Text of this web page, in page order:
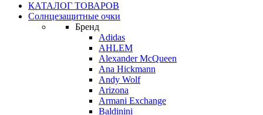
КАТАЛОГ ТОВАРОВ
Солнцезащитные очки
Бренд
Adidas
AHLEM
Alexander McQueen
Ana Hickmann
Andy Wolf
Arizona
Armani Exchange
Baldinini